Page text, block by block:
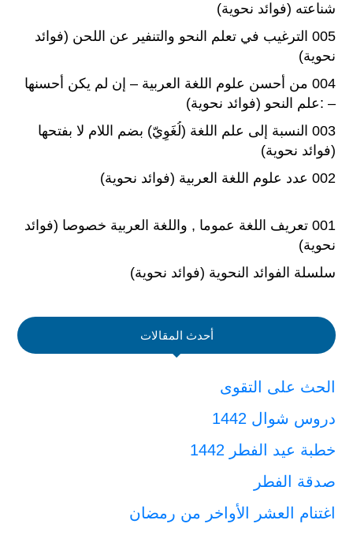
شناعته (فوائد نحوية)
005 الترغيب في تعلم النحو والتنفير عن اللحن (فوائد
نحوية)
004 من أحسن علوم اللغة العربية – إن لم يكن أحسنها
– :علم النحو (فوائد نحوية)
003 النسبة إلى علم اللغة (لُغَوِيّ) بضم اللام لا بفتحها
(فوائد نحوية)
002 عدد علوم اللغة العربية (فوائد نحوية)
001 تعريف اللغة عموما , واللغة العربية خصوصا (فوائد
نحوية)
سلسلة الفوائد النحوية (فوائد نحوية)
أحدث المقالات
الحث على التقوى
دروس شوال 1442
خطبة عيد الفطر 1442
صدقة الفطر
اغتنام العشر الأواخر من رمضان